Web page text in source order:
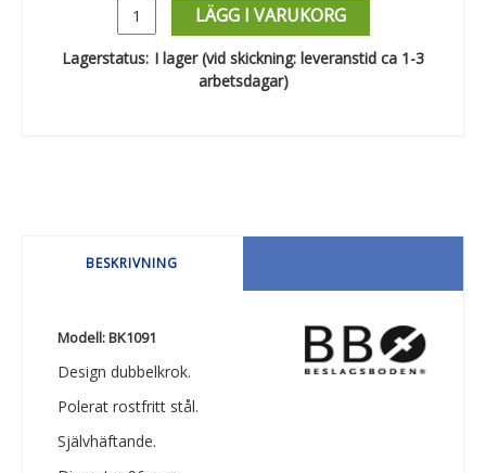
LÄGG I VARUKORG
Lagerstatus: I lager (vid skickning: leveranstid ca 1-3
arbetsdagar)
BESKRIVNING
Modell: BK1091
Design dubbelkrok.
Polerat rostfritt stål.
Självhäftande.